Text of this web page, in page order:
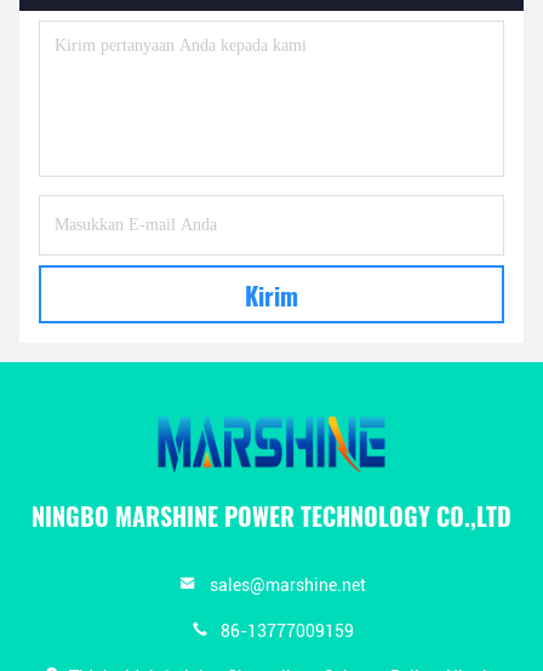
Kirim
NINGBO MARSHINE POWER TECHNOLOGY CO.,LTD
sales@marshine.net
86-13777009159